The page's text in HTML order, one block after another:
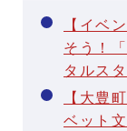
【イベ
そう！
タルス
【大豊
ベット